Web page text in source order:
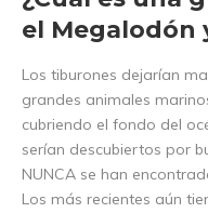
el Megalodón
Los tiburones dejarían
grandes animales
cubriendo el fondo del
serían descubiertos por
NUNCA se han
Los más recientes aún